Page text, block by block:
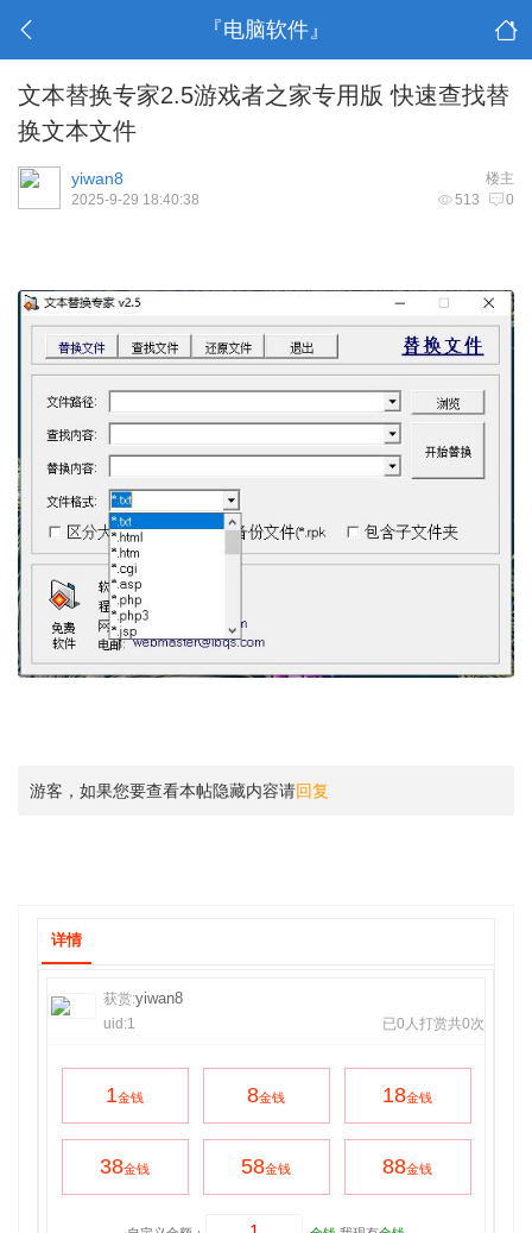
『电脑软件』
文本替换专家2.5游戏者之家专用版 快速查找替
换文本文件
楼主
yiwan8
513 0
2025-9-29 18:40:38
游客，如果您要查看本帖隐藏内容请回复
详情
获赏:yiwan8
已0人打赏共0次
uid:1
1金钱 8金钱 18金钱
38金钱 58金钱 88金钱